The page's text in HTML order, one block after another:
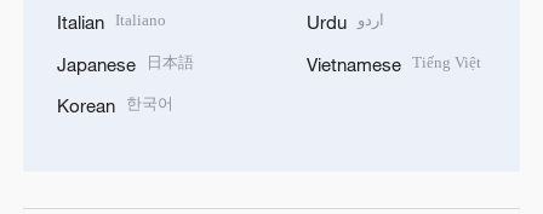
Italian Italiano
Japanese 日本語
Korean 한국어
Urdu اردو
Vietnamese Tiếng Việt